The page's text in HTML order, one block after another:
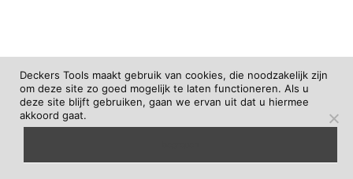
Deckers Tools maakt gebruik van cookies, die noodzakelijk zijn
om deze site zo goed mogelijk te laten functioneren. Als u
deze site blijft gebruiken, gaan we ervan uit dat u hiermee
akkoord gaat.